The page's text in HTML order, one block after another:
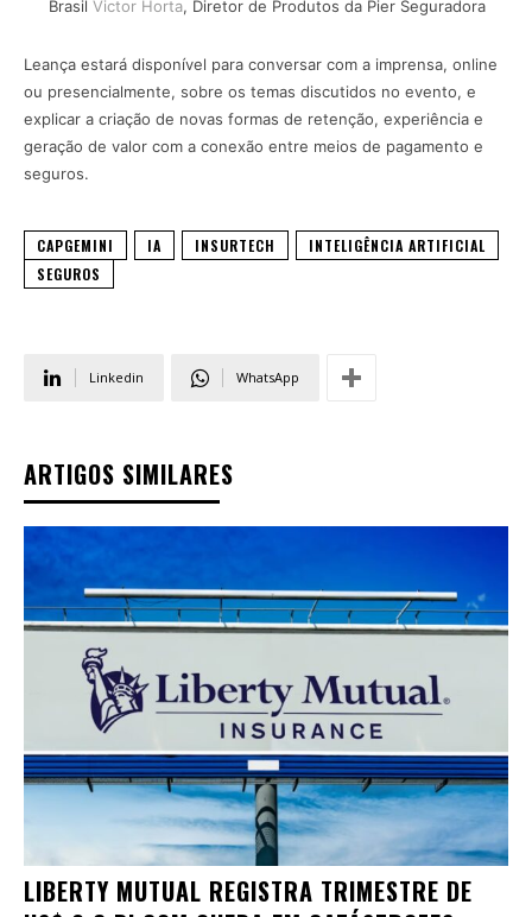
Brasil Victor Horta, Diretor de Produtos da Pier Seguradora
Leança estará disponível para conversar com a imprensa, online
ou presencialmente, sobre os temas discutidos no evento, e
explicar a criação de novas formas de retenção, experiência e
geração de valor com a conexão entre meios de pagamento e
seguros.
CAPGEMINI IA INSURTECH
INTELIGÊNCIA ARTIFICIAL
SEGUROS
Linkedin WhatsApp
ARTIGOS SIMILARES
LIBERTY MUTUAL REGISTRA TRIMESTRE DE